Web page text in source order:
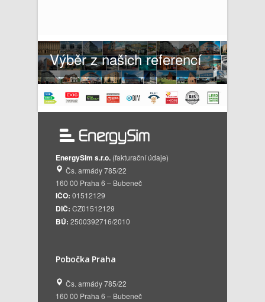
Výběr z našich referencí
EnergySim s.r.o. (fakturační údaje)
Čs. armády 785/22
160 00 Praha 6 – Bubeneč
IČO: 01512129
DIČ: CZ01512129
BÚ: 2500392716/2010
Pobočka Praha
Čs. armády 785/22
160 00 Praha 6 – Bubeneč